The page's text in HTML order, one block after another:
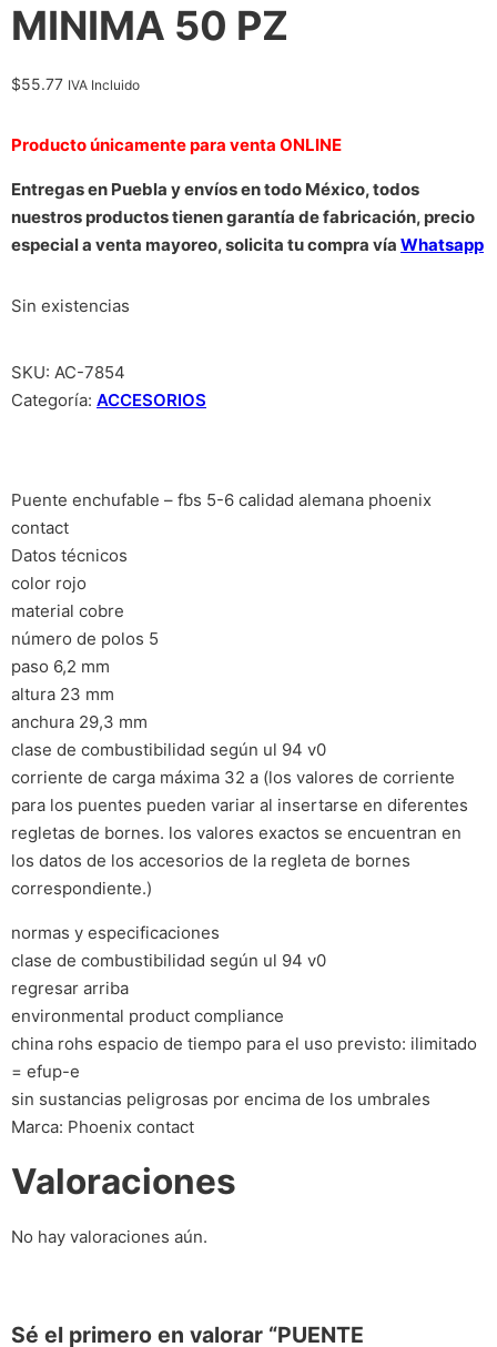
MINIMA 50 PZ
$55.77 IVA Incluido
Producto únicamente para venta ONLINE
Entregas en Puebla y envíos en todo México, todos
nuestros productos tienen garantía de fabricación, precio
especial a venta mayoreo, solicita tu compra vía Whatsapp
Sin existencias
SKU: AC-7854
Categoría: ACCESORIOS
Puente enchufable – fbs 5-6 calidad alemana phoenix
contact
Datos técnicos
color rojo
material cobre
número de polos 5
paso 6,2 mm
altura 23 mm
anchura 29,3 mm
clase de combustibilidad según ul 94 v0
corriente de carga máxima 32 a (los valores de corriente
para los puentes pueden variar al insertarse en diferentes
regletas de bornes. los valores exactos se encuentran en
los datos de los accesorios de la regleta de bornes
correspondiente.)
normas y especificaciones
clase de combustibilidad según ul 94 v0
regresar arriba
environmental product compliance
china rohs espacio de tiempo para el uso previsto: ilimitado
= efup-e
sin sustancias peligrosas por encima de los umbrales
Marca: Phoenix contact
Valoraciones
No hay valoraciones aún.
Sé el primero en valorar “PUENTE